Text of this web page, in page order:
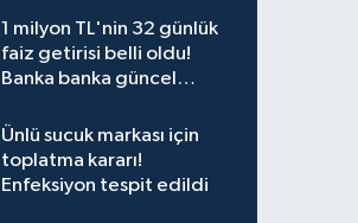
1 milyon TL'nin 32 günlük
faiz getirisi belli oldu!
Banka banka güncel
Ünlü sucuk markası için
toplatma kararı!
Enfeksiyon tespit edildi